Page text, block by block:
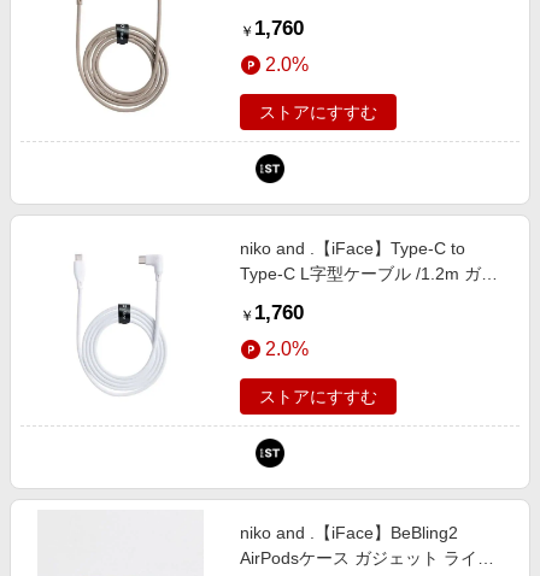
580315 and ST アンドエスティ
（旧ドットエスティ）
￥ 1,760
2.0%
ストアにすすむ
niko and .【iFace】Type-C to
Type-C L字型ケーブル /1.2m ガジ
580315 and ST アンドエスティ
（旧ドットエスティ）
￥ 1,760
2.0%
ストアにすすむ
niko and .【iFace】BeBling2
AirPodsケース ガジェット ライト